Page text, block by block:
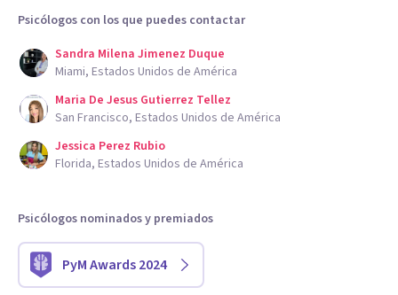
Psicólogos con los que puedes contactar
Sandra Milena Jimenez Duque
Miami, Estados Unidos de América
Maria De Jesus Gutierrez Tellez
San Francisco, Estados Unidos de América
Jessica Perez Rubio
Florida, Estados Unidos de América
Psicólogos nominados y premiados
PyM Awards 2024